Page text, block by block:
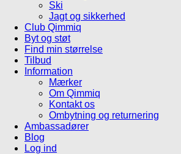
Ski
Jagt og sikkerhed
Club Qimmiq
Byt og støt
Find min størrelse
Tilbud
Information
Mærker
Om Qimmiq
Kontakt os
Ombytning og returnering
Ambassadører
Blog
Log ind